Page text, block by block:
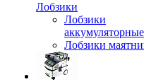
Лобзики
Лобзики
аккумуляторные
Лобзики